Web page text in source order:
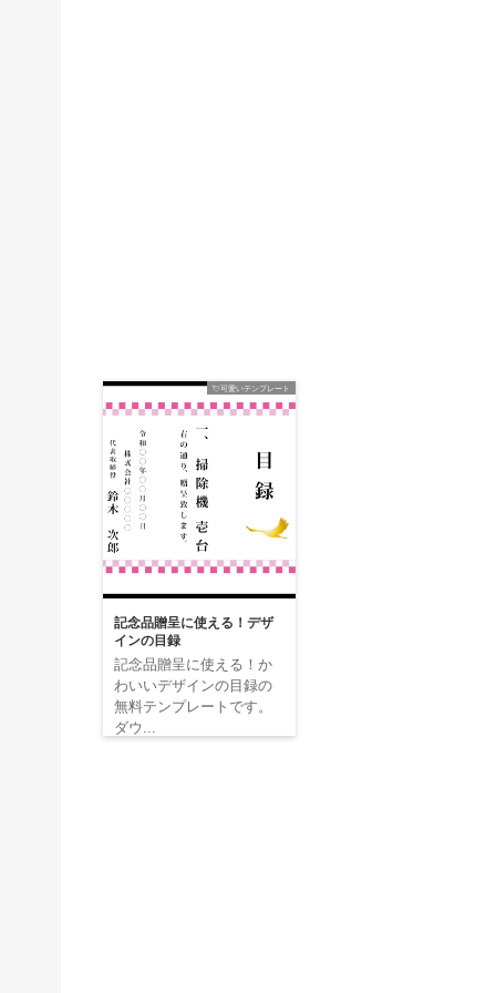
💘可愛いテンプレート
記念品贈呈に使える！デザ
インの目録
記念品贈呈に使える！か
わいいデザインの目録の
無料テンプレートです。
ダウ...